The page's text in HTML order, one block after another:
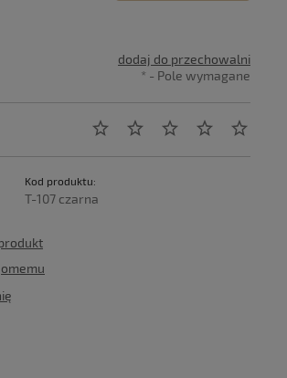
dodaj do przechowalni
* - Pole wymagane
Kod produktu:
T-107 czarna